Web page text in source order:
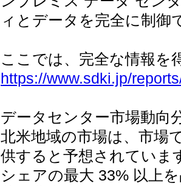
ィとデータを完全に制御
ここでは、完全な情報を
https://www.sdki.jp/
データセンター市場動向
北米地域の市場は、市場
供すると予想されていま
シェアの最大 33% 以上